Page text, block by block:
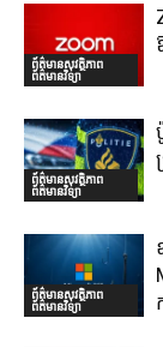
ព័ត៌មានសុវត្ថិភាព
ព័ត៌មានវិទ្យា
ព័ត៌មានសុវត្ថិភាព
ព័ត៌មានវិទ្យា
ព័ត៌មានសុវត្ថិភាព
ព័ត៌មានវិទ្យា